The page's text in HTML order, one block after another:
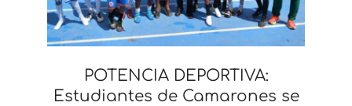
POTENCIA DEPORTIVA:
Estudiantes de Camarones se